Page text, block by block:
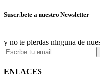
Suscríbete a nuestro Newsletter
y no te pierdas ninguna de
ENLACES